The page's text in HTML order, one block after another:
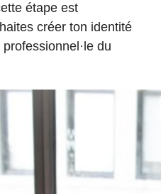
étape est
créer ton identité
professionnel·le du